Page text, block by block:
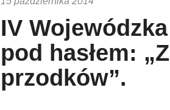
IV
pod hasłem:
przodków”.